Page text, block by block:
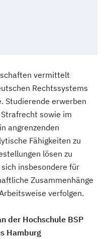
vermittelt
Rechtssystems
Studierende erwerben
sowie im
angrenzenden
Fähigkeiten zu
lösen zu
insbesondere für
Zusammenhänge
verfolgen.
der Hochschule BSP
Hamburg